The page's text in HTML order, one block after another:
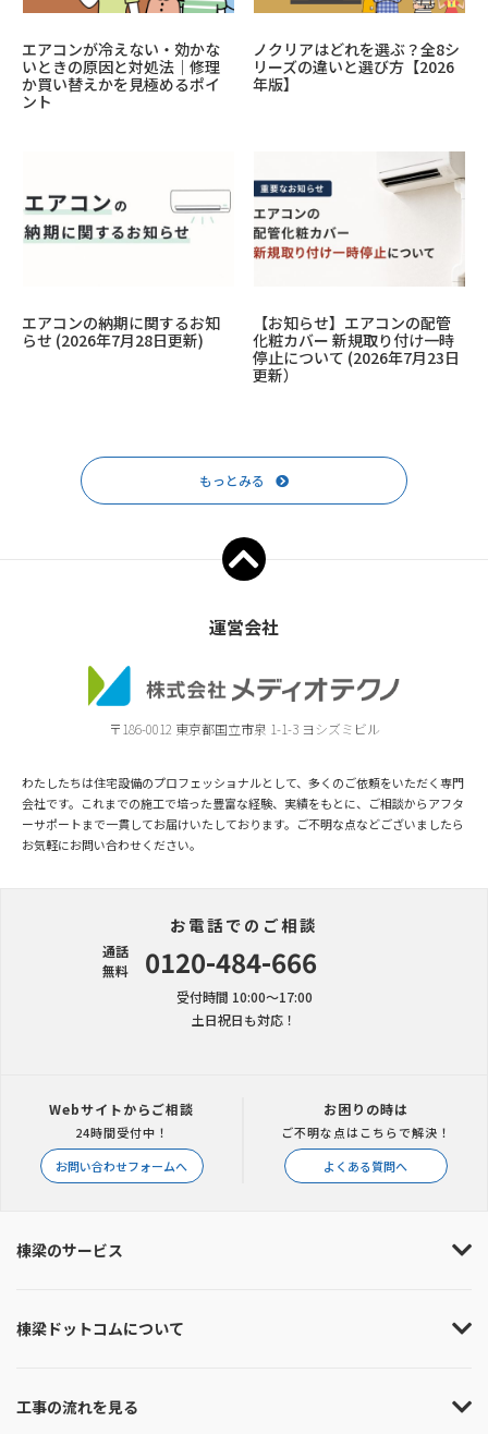
エアコンが冷えない・効かな
いときの原因と対処法｜修理
か買い替えかを見極めるポイ
ント
ノクリアはどれを選ぶ？全8シ
リーズの違いと選び方【2026
年版】
エアコンの納期に関するお知
らせ (2026年7月28日更新)
【お知らせ】エアコンの配管
化粧カバー 新規取り付け一時
停止について (2026年7月23日
更新）
もっとみる
運営会社
〒186-0012 東京都国立市泉 1-1-3 ヨシズミビル
わたしたちは住宅設備のプロフェッショナルとして、多くのご依頼をいただく専門
会社です。これまでの施工で培った豊富な経験、実績をもとに、ご相談からアフタ
ーサポートまで一貫してお届けいたしております。ご不明な点などございましたら
お気軽にお問い合わせください。
お電話でのご相談
通話
無料
0120-484-666
受付時間 10:00〜17:00
土日祝日も対応！
Webサイトからご相談
24時間受付中！
お問い合わせフォームへ
お困りの時は
ご不明な点はこちらで解決！
よくある質問へ
棟梁のサービス
棟梁ドットコムについて
工事の流れを見る